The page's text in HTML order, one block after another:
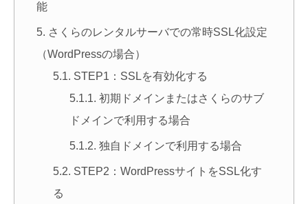
能
さくらのレンタルサーバでの常時SSL化設定
（WordPressの場合）
STEP1：SSLを有効化する
初期ドメインまたはさくらのサブ
ドメインで利用する場合
独自ドメインで利用する場合
STEP2：WordPressサイトをSSL化す
る